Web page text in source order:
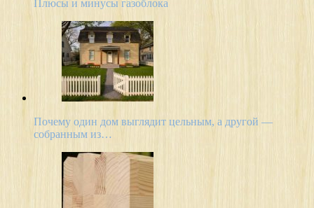
Плюсы и минусы газоблока
Почему один дом выглядит цельным, а другой —
собранным из…